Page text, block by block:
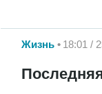
Жизнь 18:01 /